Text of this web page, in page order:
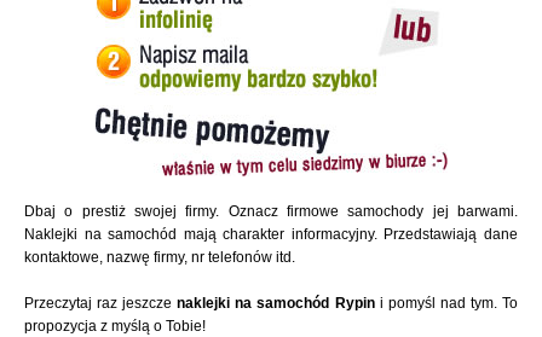
Dbaj o prestiż swojej firmy. Oznacz firmowe samochody jej barwami.
Naklejki na samochód mają charakter informacyjny. Przedstawiają dane
kontaktowe, nazwę firmy, nr telefonów itd.
Przeczytaj raz jeszczenaklejki na samochód Rypini pomyśl nad tym. To
propozycja z myślą o Tobie!